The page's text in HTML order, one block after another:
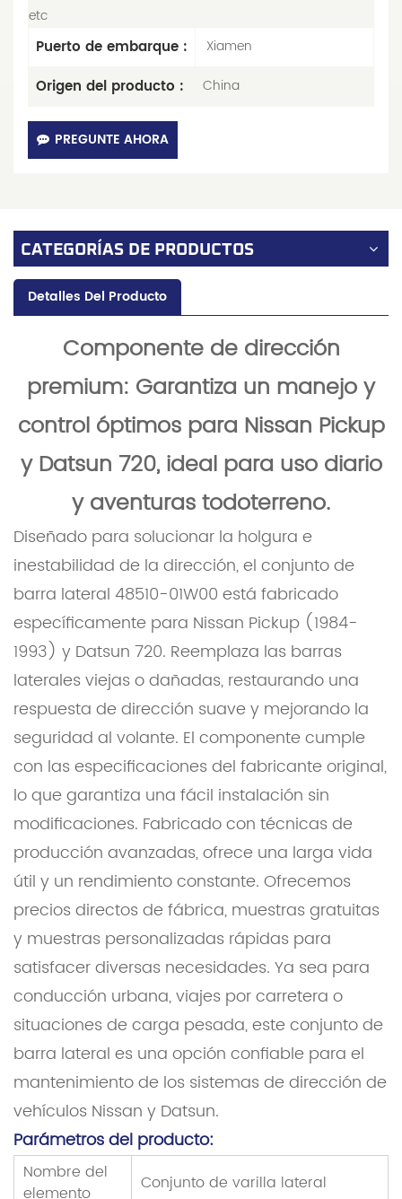
etc
Puerto de embarque : Xiamen
Origen del producto : China
PREGUNTE AHORA
CATEGORÍAS DE PRODUCTOS
Detalles Del Producto
Componente de dirección
premium: Garantiza un manejo y
control óptimos para Nissan Pickup
y Datsun 720, ideal para uso diario
y aventuras todoterreno.
Diseñado para solucionar la holgura e
inestabilidad de la dirección, el conjunto de
barra lateral 48510-01W00 está fabricado
específicamente para Nissan Pickup (1984-
1993) y Datsun 720. Reemplaza las barras
laterales viejas o dañadas, restaurando una
respuesta de dirección suave y mejorando la
seguridad al volante. El componente cumple
con las especificaciones del fabricante original,
lo que garantiza una fácil instalación sin
modificaciones. Fabricado con técnicas de
producción avanzadas, ofrece una larga vida
útil y un rendimiento constante. Ofrecemos
precios directos de fábrica, muestras gratuitas
y muestras personalizadas rápidas para
satisfacer diversas necesidades. Ya sea para
conducción urbana, viajes por carretera o
situaciones de carga pesada, este conjunto de
barra lateral es una opción confiable para el
mantenimiento de los sistemas de dirección de
vehículos Nissan y Datsun.
Parámetros del producto:
Nombre del
elemento
Conjunto de varilla lateral